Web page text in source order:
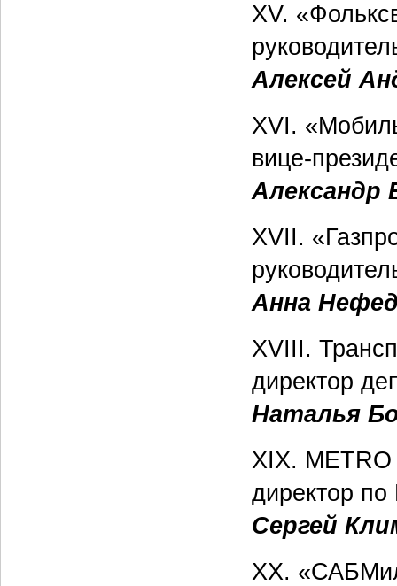
XV.
Алексей
XVI.
вице-
Александр
XVII.
Анна
XVIII.
директор
Наталья
XIX. METRO
директор
Сергей
XX.